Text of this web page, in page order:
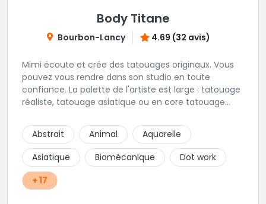
Body Titane
Bourbon-Lancy 4.69 (32 avis)
Mimi écoute et crée des tatouages originaux. Vous
pouvez vous rendre dans son studio en toute
confiance. La palette de l'artiste est large : tatouage
réaliste, tatouage asiatique ou en core tatouage
construire un projet qui vous ressemble.
Abstrait Animal
Aquarelle
Asiatique
Biomécanique
Dot work
+ 17